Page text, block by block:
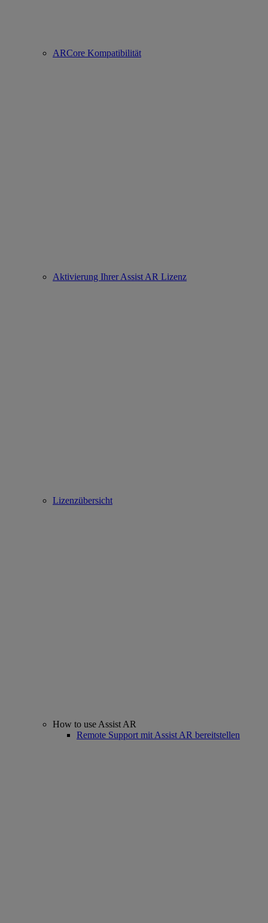
ARCore Kompatibilität
Aktivierung Ihrer Assist AR Lizenz
Lizenzübersicht
How to use Assist AR
Remote Support mit Assist AR bereitstellen